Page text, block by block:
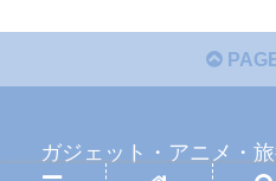
ガジェット・アニメ・